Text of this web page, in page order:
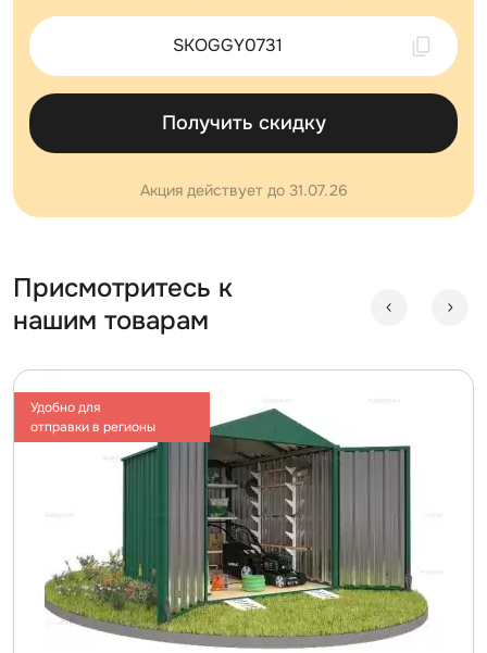
Скопировано !
Получить скидку
Акция действует до 31.07.26
Присмотритесь к
нашим товарам
Удобно для
отправки в регионы